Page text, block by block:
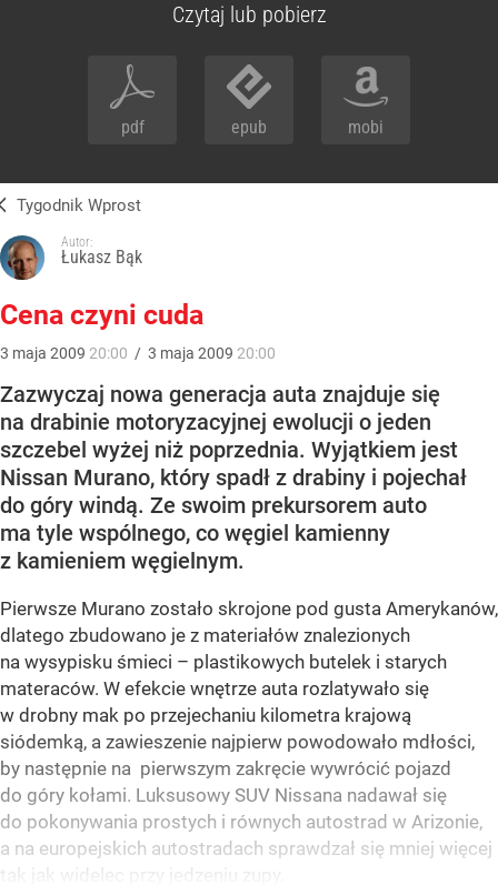
Czytaj lub pobierz
pdf epub mobi
Tygodnik Wprost
Autor:
Łukasz Bąk
Cena czyni cuda
3 maja 2009 20:00 / 3 maja 2009 20:00
Zazwyczaj nowa generacja auta znajduje się
na drabinie motoryzacyjnej ewolucji o jeden
szczebel wyżej niż poprzednia. Wyjątkiem jest
Nissan Murano, który spadł z drabiny i pojechał
do góry windą. Ze swoim prekursorem auto
ma tyle wspólnego, co węgiel kamienny
z kamieniem węgielnym.
Pierwsze Murano zostało skrojone pod gusta Amerykanów,
dlatego zbudowano je z materiałów znalezionych
na wysypisku śmieci – plastikowych butelek i starych
materaców. W efekcie wnętrze auta rozlatywało się
w drobny mak po przejechaniu kilometra krajową
siódemką, a zawieszenie najpierw powodowało mdłości,
by następnie na pierwszym zakręcie wywrócić pojazd
do góry kołami. Luksusowy SUV Nissana nadawał się
do pokonywania prostych i równych autostrad w Arizonie,
a na europejskich autostradach sprawdzał się mniej więcej
tak jak widelec przy jedzeniu zupy.